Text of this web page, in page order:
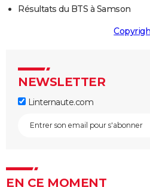
Résultats du BTS à Samson
NEWSLETTER
Linternaute.com
EN CE MOMENT